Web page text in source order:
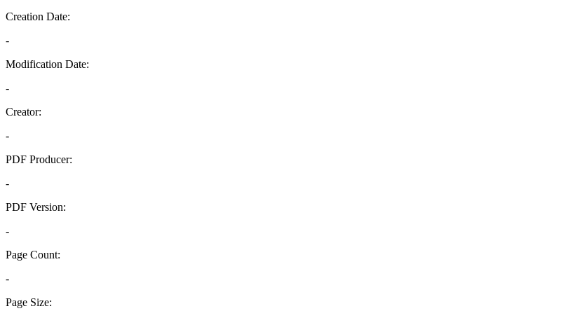
Creation Date:
-
Modification Date:
-
Creator:
-
PDF Producer:
-
PDF Version:
-
Page Count:
-
Page Size: